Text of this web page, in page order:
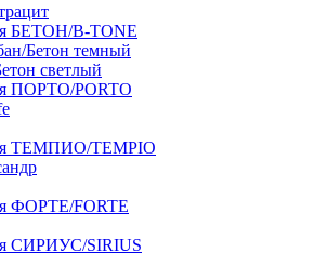
БЕТОН/B-TONE
Бетон темный
светлый
ПОРТО/PORTO
ТЕМПИО/TEMPIO
ФОРТЕ/FORTE
СИРИУС/SIRIUS